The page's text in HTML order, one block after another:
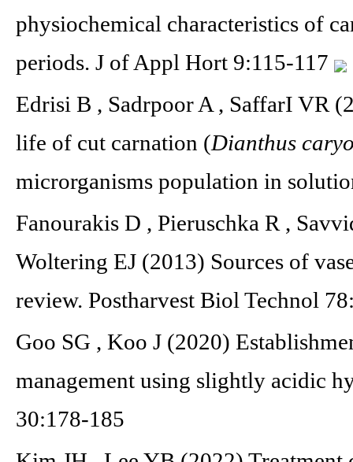
physiochemical characteristics of
periods. J of Appl Hort 9:115-117
Edrisi B , Sadrpoor A , SaffarI VR
life of cut carnation (Dianthus
microrganisms population in
Fanourakis D , Pieruschka R ,
Woltering EJ (2013) Sources of
review. Postharvest Biol Technol
Goo SG , Koo J (2020)
management using slightly acidic
30:178-185